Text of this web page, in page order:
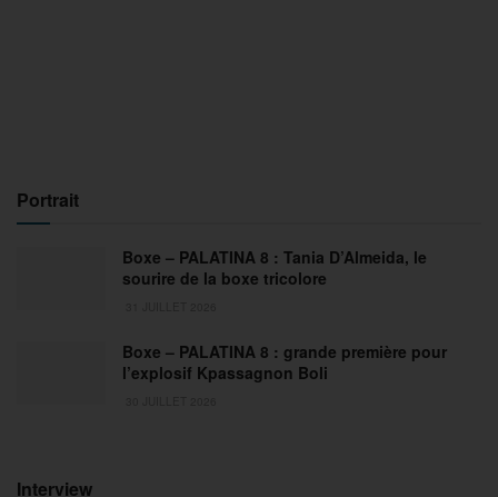
Portrait
Boxe – PALATINA 8 : Tania D’Almeida, le
sourire de la boxe tricolore
Boxe – PALATINA 8 : grande première pour
l’explosif Kpassagnon Boli
Interview